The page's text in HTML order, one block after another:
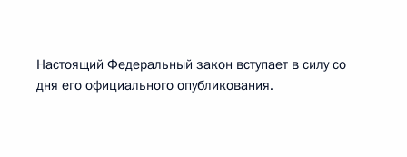
Настоящий Федеральный закон вступает в силу со
дня его официального опубликования.